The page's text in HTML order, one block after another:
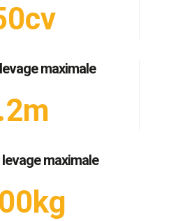
maximale
maximale